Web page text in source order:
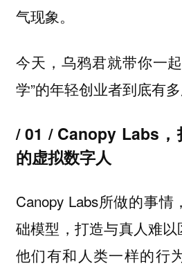
气现象。
今天，乌鸦君就带你一
学”的年轻创业者到底有多
/ 01 / Canopy Labs
的虚拟数字人
Canopy Labs所做的事
础模型，打造与真人难以
他们有和人类一样的行